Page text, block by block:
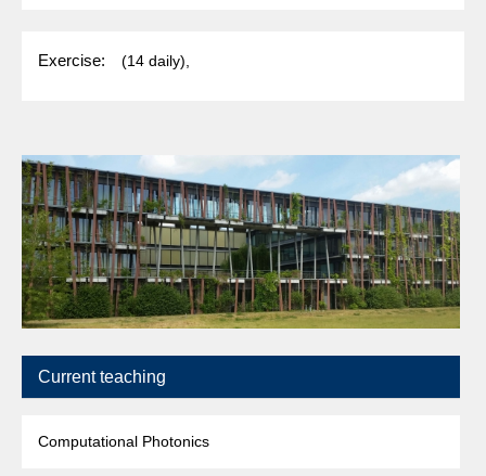
Exercise: (14 daily),
Current teaching
Computational Photonics